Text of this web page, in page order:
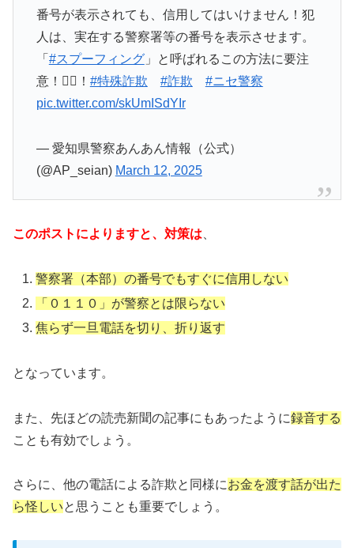
番号が表示されても、信用してはいけません！犯
人は、実在する警察署等の番号を表示させます。
「 #スプーフィング」と呼ばれるこの方法に要注
意！🙅‍♂️！ #特殊詐欺 #詐欺
#ニセ警察
pic.twitter.com/skUmISdYIr
— 愛知県警察あんあん情報（公式）
(@AP_seian) March 12, 2025
このポストによりますと、 対策は
警察署（本部）の番号でもすぐに信用しない
「０１１０」が警察とは限らない
焦らず一旦電話を切り、折り返す
となっています。
また、先ほどの読売新聞の記事にもあったように録音する
ことも有効でしょう。
さらに、他の電話による詐欺と同様にお金を渡す話が出た
ら怪しいと思うことも重要でしょう。